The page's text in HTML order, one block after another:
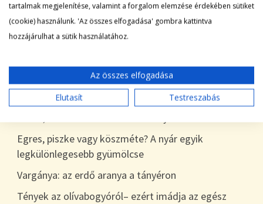
LEGFRISSEBB BEJEGYZÉSEK
Sárgadinnye: a nyár édes íze, ami több mint
Tökszezon: sokoldalú alapanyagok a nyártól
egészen télig
Egres, piszke vagy köszméte? A nyár egyik
legkülönlegesebb gyümölcse
Vargánya: az erdő aranya a tányéron
Tények az olívabogyóról– ezért imádja az egész
tartalmak megjelenítése, valamint a forgalom elemzése érdekében sütiket
(cookie) használunk. 'Az összes elfogadása' gombra kattintva
hozzájárulhat a sütik használatához.
Az összes elfogadása
Elutasít
Testreszabás